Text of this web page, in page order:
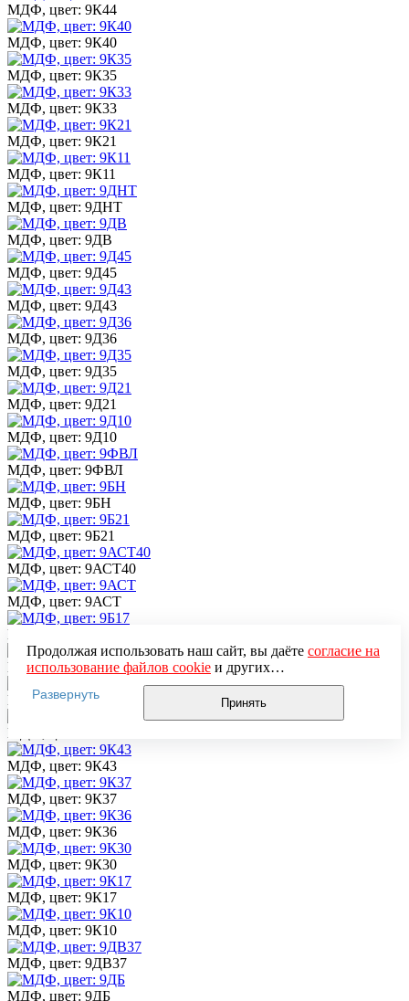
МДФ, цвет: 9К44
МДФ, цвет: 9К40
МДФ, цвет: 9К35
МДФ, цвет: 9К33
МДФ, цвет: 9К21
МДФ, цвет: 9К11
МДФ, цвет: 9ДНТ
МДФ, цвет: 9ДВ
МДФ, цвет: 9Д45
МДФ, цвет: 9Д43
МДФ, цвет: 9Д36
МДФ, цвет: 9Д35
МДФ, цвет: 9Д21
МДФ, цвет: 9Д10
МДФ, цвет: 9ФВЛ
МДФ, цвет: 9БН
МДФ, цвет: 9Б21
МДФ, цвет: 9АСТ40
МДФ, цвет: 9АСТ
МДФ, цвет: 9Б17
МДФ, цвет: 9С46
МДФ, цвет: 9КН
МДФ, цвет: 9К45
МДФ, цвет: 9К43
МДФ, цвет: 9К37
МДФ, цвет: 9К36
МДФ, цвет: 9К30
МДФ, цвет: 9К17
МДФ, цвет: 9К10
МДФ, цвет: 9ДВ37
МДФ, цвет: 9ДБ
Продолжая использовать наш сайт, вы даёте согласие на
использование файлов cookieи других
пользовательских данных (включая IP-адрес, сведения о
местоположении, устройстве, действиях на сайте и т. п.)
для функционирования сайта, проведения
использования систем аналитики (например,
Яндекс.Метрика), в соответствии с нашей
обработки персональных данных.
Если вы не хотите, чтобы ваши данные обрабатывались,
настройте ограничения в браузере или покиньте сайт.
Развернуть
Принять